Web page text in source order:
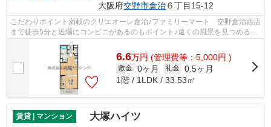
大阪府交野市倉治６丁目15-12
こだわりポイント満載のクリエオーレ倉治♪ファミリーマート 交野倉治西店
まで徒歩5分と近場にコンビニがあるのもポイント♪遠くの風景を見つめるこ
とは視力回復にも繋がりますので健康...
6.6万円 (管理費等：5,000円 )
敷金 0ヶ月 礼金 0.5ヶ月
1階 / 1LDK / 33.53㎡
賃貸 | マンション 大塚ハイツ